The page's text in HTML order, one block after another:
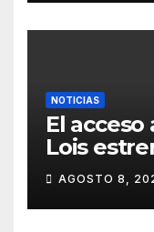
NOTICIAS
El
Lois
de espera
AGOSTO 8,